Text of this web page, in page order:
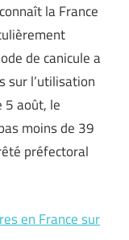
la France
de canicule a
sur l’utilisation
5 août, le
moins de 39
préfectoral
en France sur